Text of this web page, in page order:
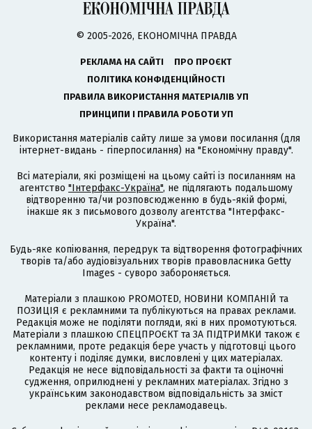
© 2005-2026, ЕКОНОМІЧНА ПРАВДА
РЕКЛАМА НА САЙТІ
ПРО ПРОЄКТ
ПОЛІТИКА КОНФІДЕНЦІЙНОСТІ
ПРАВИЛА ВИКОРИСТАННЯ МАТЕРІАЛІВ УП
ПРИНЦИПИ І ПРАВИЛА РОБОТИ УП
Використання матеріалів сайту лише за умови посилання (для
інтернет-видань - гіперпосилання) на "Економічну правду".
Всі матеріали, які розміщені на цьому сайті із посиланням на
агентство "Інтерфакс-Україна", не підлягають подальшому
відтворенню та/чи розповсюдженню в будь-якій формі,
інакше як з письмового дозволу агентства "Інтерфакс-
Україна".
Будь-яке копіювання, передрук та відтворення фотографічних
творів та/або аудіовізуальних творів правовласника Getty
Images - суворо забороняється.
Матеріали з плашкою PROMOTED, НОВИНИ КОМПАНІЙ та
ПОЗИЦІЯ є рекламними та публікуються на правах реклами.
Редакція може не поділяти погляди, які в них промотуються.
Матеріали з плашкою СПЕЦПРОЄКТ та ЗА ПІДТРИМКИ також є
рекламними, проте редакція бере участь у підготовці цього
контенту і поділяє думки, висловлені у цих матеріалах.
Редакція не несе відповідальності за факти та оціночні
судження, оприлюднені у рекламних матеріалах. Згідно з
українським законодавством відповідальність за зміст
реклами несе рекламодавець.